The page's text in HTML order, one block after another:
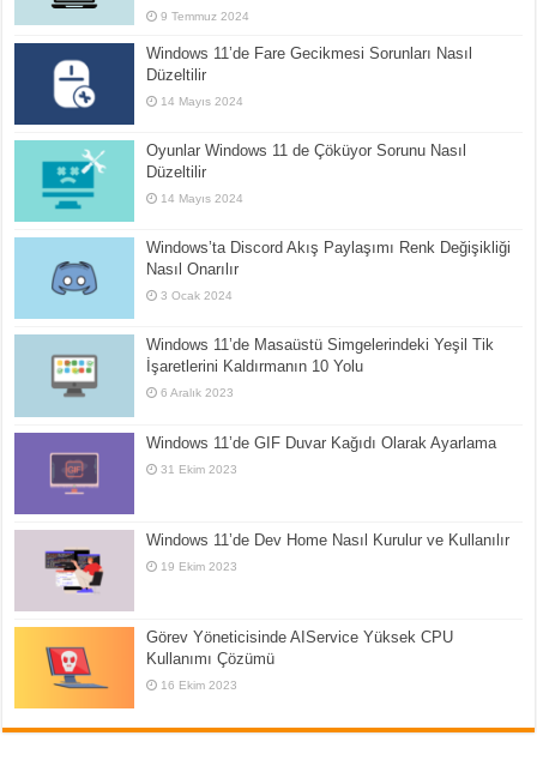
9 Temmuz 2024
Windows 11’de Fare Gecikmesi Sorunları Nasıl
Düzeltilir
14 Mayıs 2024
Oyunlar Windows 11 de Çöküyor Sorunu Nasıl
Düzeltilir
14 Mayıs 2024
Windows’ta Discord Akış Paylaşımı Renk Değişikliği
Nasıl Onarılır
3 Ocak 2024
Windows 11’de Masaüstü Simgelerindeki Yeşil Tik
İşaretlerini Kaldırmanın 10 Yolu
6 Aralık 2023
Windows 11’de GIF Duvar Kağıdı Olarak Ayarlama
31 Ekim 2023
Windows 11’de Dev Home Nasıl Kurulur ve Kullanılır
19 Ekim 2023
Görev Yöneticisinde AIService Yüksek CPU
Kullanımı Çözümü
16 Ekim 2023